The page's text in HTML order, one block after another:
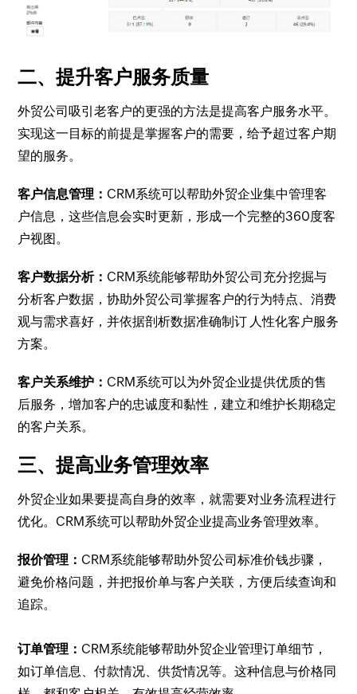
二、提升客户服务质量
外贸公司吸引老客户的更强的方法是提高客户服务水平。
实现这一目标的前提是掌握客户的需要，给予超过客户期
望的服务。
客户信息管理： CRM系统可以帮助外贸企业集中管理客
户信息，这些信息会实时更新，形成一个完整的360度客
户视图。
客户数据分析： CRM系统能够帮助外贸公司充分挖掘与
分析客户数据，协助外贸公司掌握客户的行为特点、消费
观与需求喜好，并依据剖析数据准确制订 人性化客户服务
方案。
客户关系维护： CRM系统可以为外贸企业提供优质的售
后服务，增加客户的忠诚度和黏性，建立和维护长期稳定
的客户关系。
三、提高业务管理效率
外贸企业如果要提高自身的效率，就需要对业务流程进行
优化。CRM系统可以帮助外贸企业提高业务管理效率。
报价管理： CRM系统能够帮助外贸公司标准价钱步骤，
避免价格问题，并把报价单与客户关联，方便后续查询和
追踪。
订单管理： CRM系统能够帮助外贸企业管理订单细节，
如订单信息、付款情况、供货情况等。这种信息与价格同